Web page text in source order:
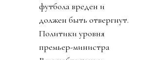
футбола вреден и
должен быть отвергнут.
Политики уровня
премьер-министра